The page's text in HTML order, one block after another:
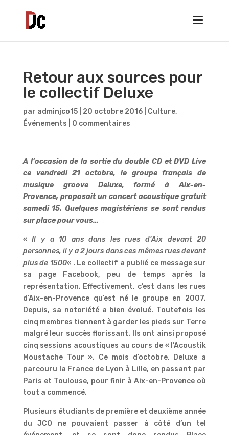
Retour aux sources pour
le collectif Deluxe
par adminjco15| 20 octobre 2016| Culture,
Événements
0 commentaires
A l’occasion de la sortie du double CD et DVD Live
ce vendredi 21 octobre, le groupe français de
musique groove Deluxe, formé à Aix-en-
Provence, proposait un concert acoustique gratuit
samedi 15. Quelques magistériens se sont rendus
sur place pour vous…
«Il y a 10 ans dans les rues d’Aix devant 20
personnes, il y a 2 jours dans ces mêmes rues devant
plus de 1500« . Le collectif a publié ce message sur
sa page Facebook, peu de temps après la
représentation. Effectivement, c’est dans les rues
d’Aix-en-Provence qu’est né le groupe en 2007.
Depuis, sa notoriété a bien évolué. Toutefois les
cinq membres tiennent à garder les pieds sur Terre
malgré leur succès florissant. Ils ont ainsi proposé
cinq sessions acoustiques au cours de « l’Acoustik
Moustache Tour ». Ce mois d’octobre, Deluxe a
parcouru la France de Lyon à Lille, en passant par
Paris et Toulouse, pour finir à Aix-en-Provence où
tout a commencé.
Plusieurs étudiants de première et deuxième année
du JCO ne pouvaient passer à côté d’un tel